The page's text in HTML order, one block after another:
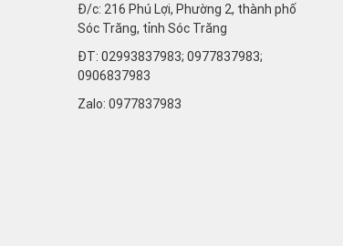
Đ/c: 216 Phú Lợi, Phường 2, thành phố
Sóc Trăng, tỉnh Sóc Trăng
ĐT: 02993837983; 0977837983;
0906837983
Zalo: 0977837983